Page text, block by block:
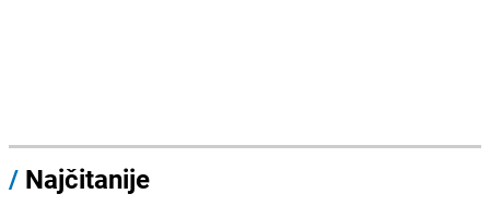
/ Najčitanije